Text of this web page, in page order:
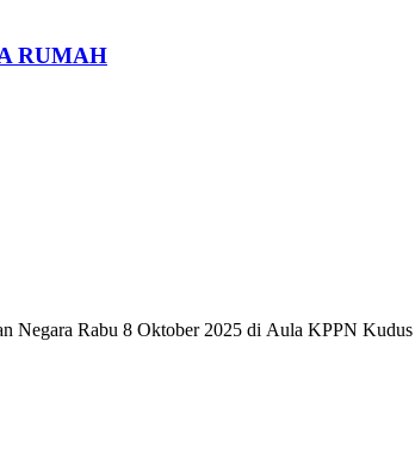
RUMAH
Negara Rabu 8 Oktober 2025 di Aula KPPN Kudus